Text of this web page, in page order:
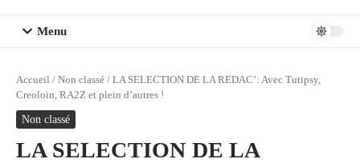
Menu
Accueil / Non classé / LA SELECTION DE LA REDAC’: Avec Tutipsy,
Creoloin, RA2Z et plein d’autres !
Non classé
LA SELECTION DE LA